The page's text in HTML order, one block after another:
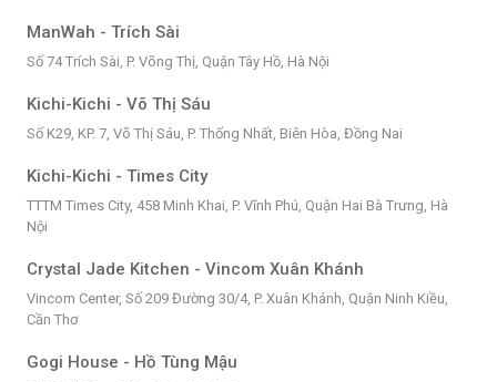
ManWah - Trích Sài
Số 74 Trích Sài, P. Võng Thị, Quận Tây Hồ, Hà Nội
Kichi-Kichi - Võ Thị Sáu
Số K29, KP. 7, Võ Thị Sáu, P. Thống Nhất, Biên Hòa, Đồng Nai
Kichi-Kichi - Times City
TTTM Times City, 458 Minh Khai, P. Vĩnh Phú, Quận Hai Bà Trưng, Hà
Nội
Crystal Jade Kitchen - Vincom Xuân Khánh
Vincom Center, Số 209 Đường 30/4, P. Xuân Khánh, Quận Ninh Kiều,
Cần Thơ
Gogi House - Hồ Tùng Mậu